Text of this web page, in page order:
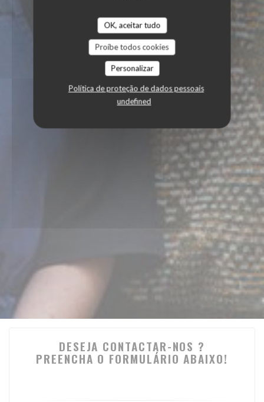
OK, aceitar tudo
Proíbe todos cookies
Personalizar
Política de proteção de dados pessoais
undefined
DESEJA CONTACTAR-NOS ?
PREENCHA O FORMULÁRIO ABAIXO!